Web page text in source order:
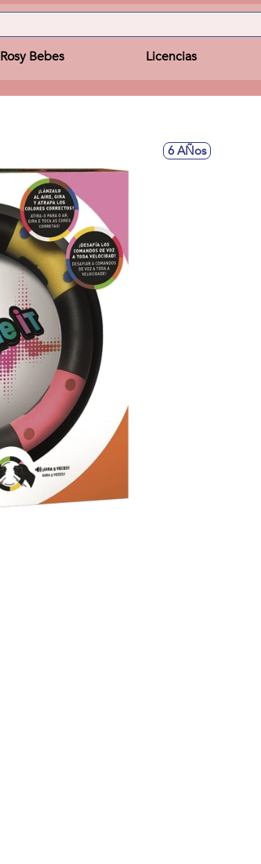
Rosy Bebes Licencias
6 AÑos